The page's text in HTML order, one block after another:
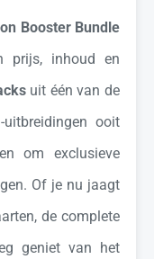
Booster Bundle
prijs, inhoud en
uit één van de
uitbreidingen ooit
om exclusieve
Of je nu jaagt
de complete
geniet van het